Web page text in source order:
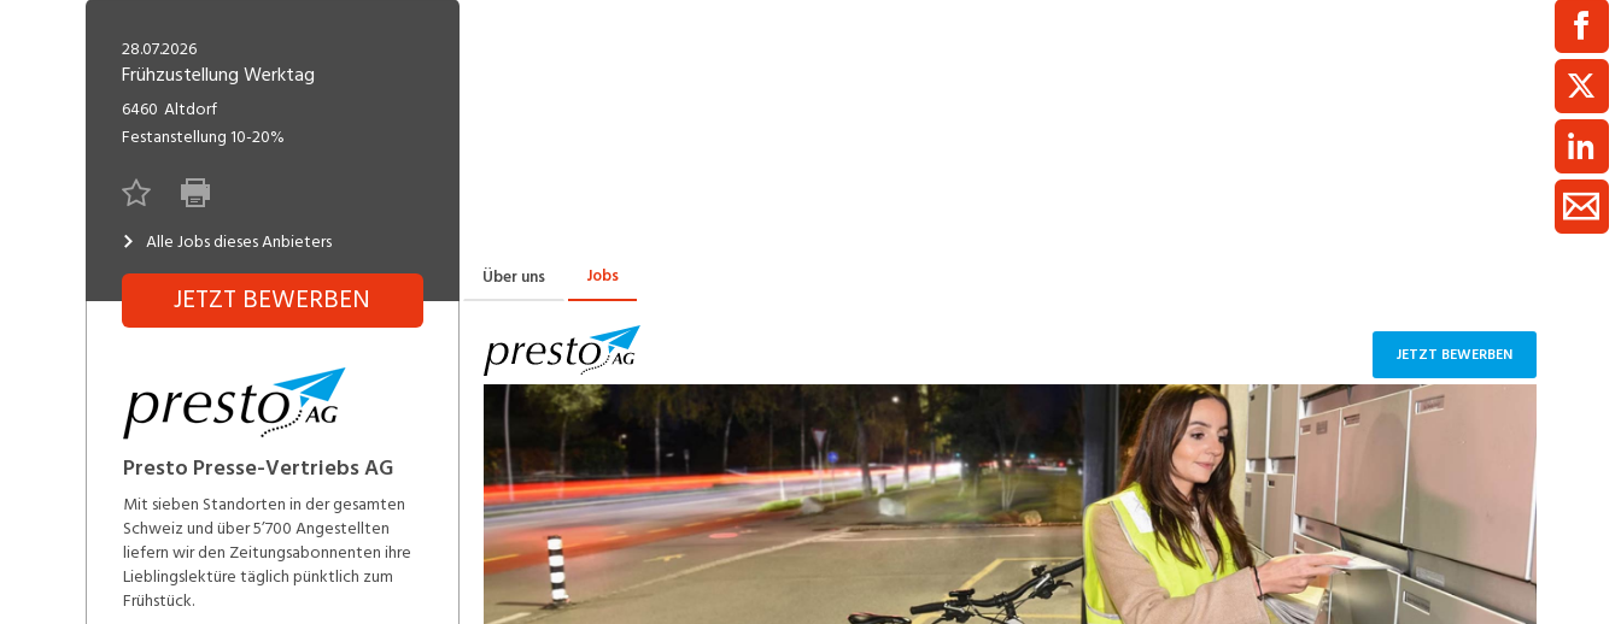
Freelance
Lehrstelle
Engineering, Technik, Architektur
Gastronomie, Hotellerie,
Tourismus, Lebensmittel
Informatik, Telekommunikation
Marketing, Kommunikation,
Medien, Druck (Fertigung)
Sicherheit, Rettung, Polizei, Zoll
Verkauf, Handel, Kundenberatung,
Aussendienst
28.07.2026
Frühzustellung Werktag
6460 Altdorf
Festanstellung 10-20%
Alle Jobs dieses Anbieters
JETZT BEWERBEN
Über uns Jobs
Presto Presse-Vertriebs AG
Mit sieben Standorten in der gesamten
Schweiz und über 5’700 Angestellten
liefern wir den Zeitungsabonnenten ihre
Lieblingslektüre täglich pünktlich zum
Frühstück.
JETZT BEWERBEN